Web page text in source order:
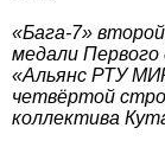
«Бага-7»
медали Первого
«Альянс РТУ
четвёртой
коллектива